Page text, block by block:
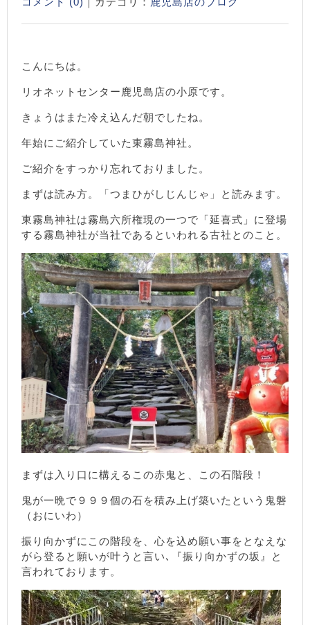
こんにちは。
リオネットセンター鹿児島店の小原です。
きょうはまた冷え込んだ朝でしたね。
年始にご紹介していた東霧島神社。
ご紹介をすっかり忘れておりました。
まずは読み方。「つまひがしじんじゃ」と読みます。
東霧島神社は霧島六所権現の一つで「延喜式」に登場
する霧島神社が当社であるといわれる古社とのこと。
まずは入り口に構えるこの赤鬼と、この石階段！
鬼が一晩で９９９個の石を積み上げ築いたという鬼磐
（おにいわ）
振り向かずにこの階段を、心を込め願い事をとなえな
がら登ると願いが叶うと言い､『振り向かずの坂』と
言われております。